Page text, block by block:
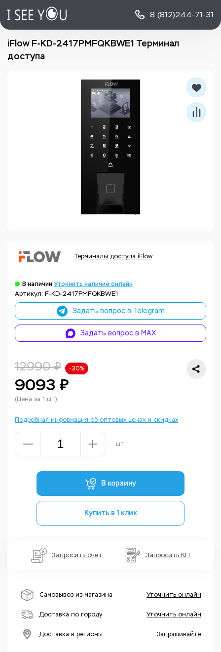
8 (812)244-71-31
iFlow F-KD-2417PMFQKBWE1 Терминал
доступа
Терминалы доступа iFlow
В наличии:Уточнить наличие онлайн
Артикул: F-KD-2417PMFQKBWE1
Задать вопрос в Telegram
Задать вопрос в MAX
12990 ₽ -30%
9093 ₽
(Цена за 1 шт)
Подробная информация об оптовых ценах и скидках
шт
В корзину
Купить в 1 клик
Запросить счет Запросить КП
Самовывоз из магазина Уточнить онлайн
Доставка по городу Уточнить онлайн
Доставка в регионы Запрашивайте